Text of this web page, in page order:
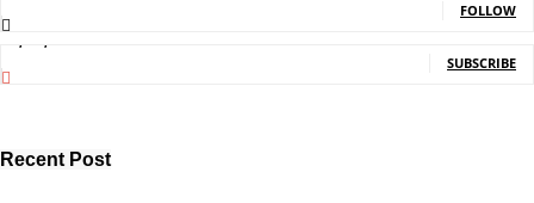
FOLLOW
SUBSCRIBE
Recent Post